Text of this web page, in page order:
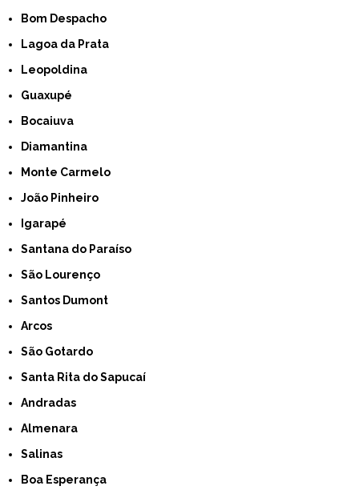
Bom Despacho
Lagoa da Prata
Leopoldina
Guaxupé
Bocaiuva
Diamantina
Monte Carmelo
João Pinheiro
Igarapé
Santana do Paraíso
São Lourenço
Santos Dumont
Arcos
São Gotardo
Santa Rita do Sapucaí
Andradas
Almenara
Salinas
Boa Esperança